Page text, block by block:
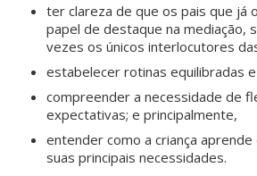
ter clareza de que os pais que já
papel de destaque na mediação,
vezes os únicos interlocutores
estabelecer rotinas equilibradas
compreender a necessidade de
expectativas; e principalmente,
entender como a criança aprende
suas principais necessidades.